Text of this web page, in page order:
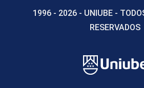
1996 - 2026 - UNIUBE -
RESERVADOS